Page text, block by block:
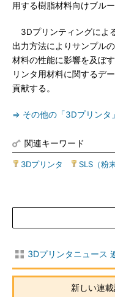
用する樹脂材料向けブル
3Dプリンティングによ
出力方法によりサンプル
材料の性能に影響を及ぼ
リンタ用材料に関するデ
貢献する。
⇒ その他の「3Dプリンタ
関連キーワード
3Dプリンタ SLS（粉
3Dプリンタニュース
新しい連